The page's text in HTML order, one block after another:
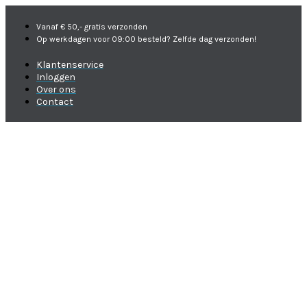
Vanaf € 50,- gratis verzonden
Op werkdagen voor 09:00 besteld? Zelfde dag verzonden!
Klantenservice
Inloggen
Over ons
Contact